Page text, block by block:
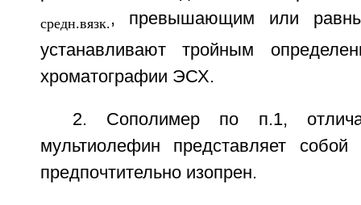
средн.вязк., превышающим или
устанавливают тройным
хроматографии ЭСХ.
2. Сополимер по п.1,
мультиолефин представляет
предпочтительно изопрен.